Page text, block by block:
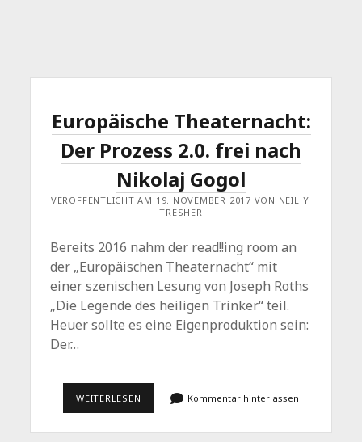
Europäische Theaternacht:
Der Prozess 2.0. frei nach
Nikolaj Gogol
VERÖFFENTLICHT AM 19. NOVEMBER 2017 VON NEIL Y.
TRESHER
Bereits 2016 nahm der read!!ing room an
der „Europäischen Theaternacht“ mit
einer szenischen Lesung von Joseph Roths
„Die Legende des heiligen Trinker“ teil.
Heuer sollte es eine Eigenproduktion sein:
Der…
WEITERLESEN EUROPÄISCHE
PROZESS
Kommentar hinterlassen